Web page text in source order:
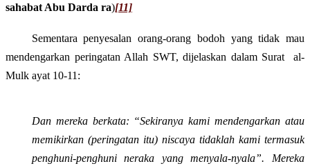
sahabat Abu Darda ra)[11]
Sementara penyesalan orang-orang bodoh yang tidak mau
mendengarkan peringatan Allah SWT, dijelaskan dalam Surat
al-
Mulk ayat 10-11 :
Dan mereka berkata: “Sekiranya kami mendengarkan atau
memikirkan (peringatan itu) niscaya tidaklah kami termasuk
penghuni-penghuni neraka yang menyala-nyala”.
Mereka